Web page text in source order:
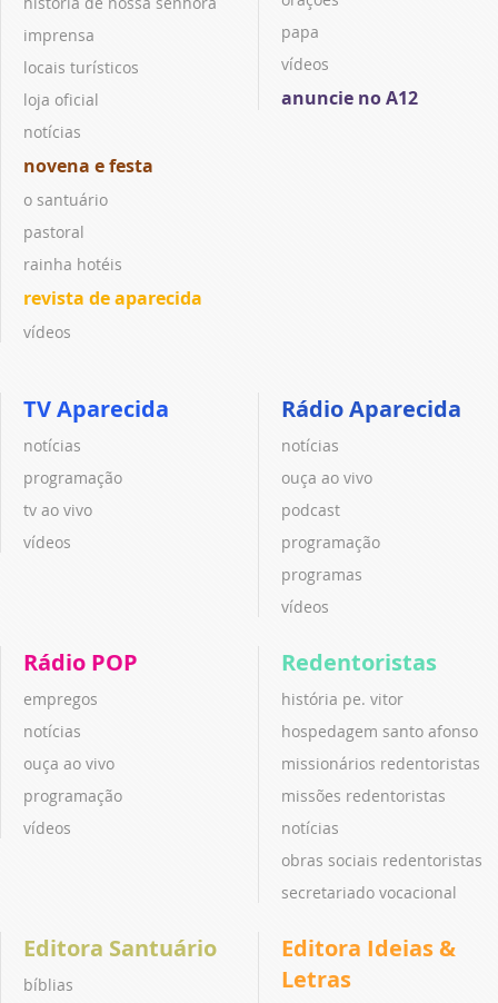
imprensa
locais turísticos
loja oficial
notícias
novena e festa
o santuário
pastoral
rainha hotéis
revista de aparecida
vídeos
papa
vídeos
anuncie no A12
TV Aparecida
notícias
programação
tv ao vivo
vídeos
Rádio Aparecida
notícias
ouça ao vivo
podcast
programação
programas
vídeos
Rádio POP
empregos
notícias
ouça ao vivo
programação
vídeos
Redentoristas
história pe. vitor
hospedagem santo afonso
missionários redentoristas
missões redentoristas
notícias
obras sociais redentoristas
secretariado vocacional
Editora Santuário
bíblias
Editora Ideias &
Letras